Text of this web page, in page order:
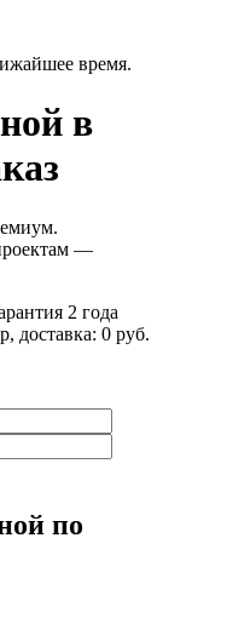
время.
в
—
2 года
доставка: 0 руб.
по